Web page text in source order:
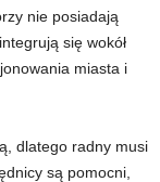
nie posiadają
się wokół
miasta i
dlatego radny musi
są pomocni,